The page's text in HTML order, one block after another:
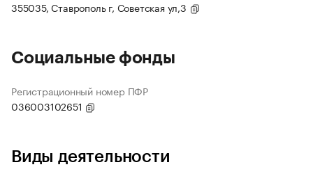
355035, Ставрополь г, Советская ул,3
Социальные фонды
Регистрационный номер ПФР
036003102651
Виды деятельности